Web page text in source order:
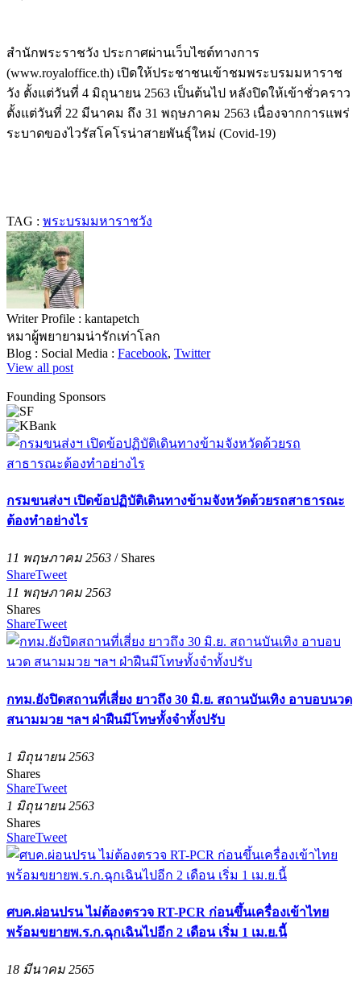
สำนักพระราชวัง ประกาศผ่านเว็บไซต์ทางการ
(www.royaloffice.th) เปิดให้ประชาชนเข้าชมพระบรมมหาราช
วัง ตั้งแต่วันที่ 4 มิถุนายน 2563 เป็นต้นไป หลังปิดให้เข้าชั่วคราว
ตั้งแต่วันที่ 22 มีนาคม ถึง 31 พฤษภาคม 2563 เนื่องจากการแพร่
ระบาดของไวรัสโคโรน่าสายพันธุ์ใหม่ (Covid-19)
TAG : พระบรมมหาราชวัง
Writer Profile : kantapetch
หมาผู้พยายามน่ารักเท่าโลก
Blog : Social Media : Facebook, Twitter
View all post
Founding Sponsors
กรมขนส่งฯ เปิดข้อปฏิบัติเดินทางข้ามจังหวัดด้วยรถสาธารณะ
ต้องทำอย่างไร
11 พฤษภาคม 2563 / Shares
ShareTweet
11 พฤษภาคม 2563
Shares
ShareTweet
กทม.ยังปิดสถานที่เสี่ยง ยาวถึง 30 มิ.ย. สถานบันเทิง อาบอบนวด
สนามมวย ฯลฯ ฝ่าฝืนมีโทษทั้งจำทั้งปรับ
1 มิถุนายน 2563
Shares
ShareTweet
1 มิถุนายน 2563
Shares
ShareTweet
ศบค.ผ่อนปรน ไม่ต้องตรวจ RT-PCR ก่อนขึ้นเครื่องเข้าไทย
พร้อมขยายพ.ร.ก.ฉุกเฉินไปอีก 2 เดือน เริ่ม 1 เม.ย.นี้
18 มีนาคม 2565